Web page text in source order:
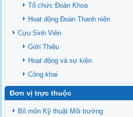
Tổ chức Đoàn Khoa
Hoạt động Đoàn Thanh niên
Cựu Sinh Viên
Giới Thiệu
Hoạt động và sự kiện
Công khai
Đơn vị trực thuộc
Bô môn Kỹ thuật Môi trường